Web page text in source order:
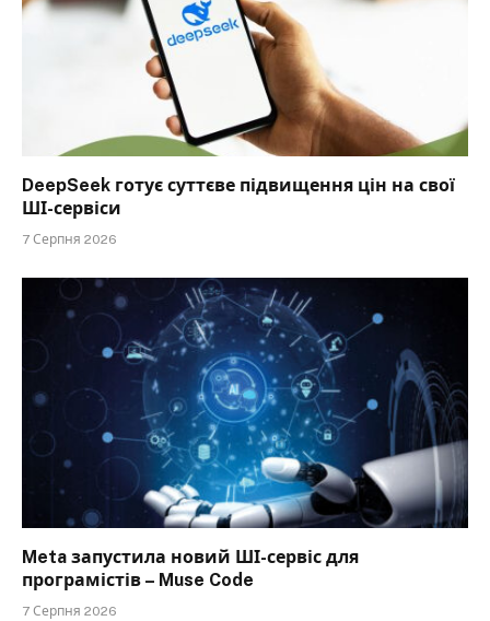
DeepSeek готує суттєве підвищення цін на свої
ШІ-сервіси
7 Серпня 2026
Meta запустила новий ШІ-сервіс для
програмістів – Muse Code
7 Серпня 2026